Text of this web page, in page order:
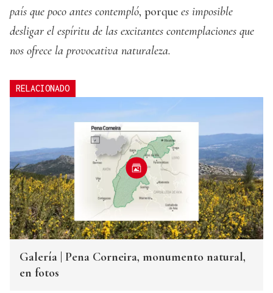
país que poco antes contempló, porque es imposible
desligar el espíritu de las excitantes contemplaciones que
nos ofrece la provocativa naturaleza.
RELACIONADO
Galería | Pena Corneira, monumento natural,
en fotos